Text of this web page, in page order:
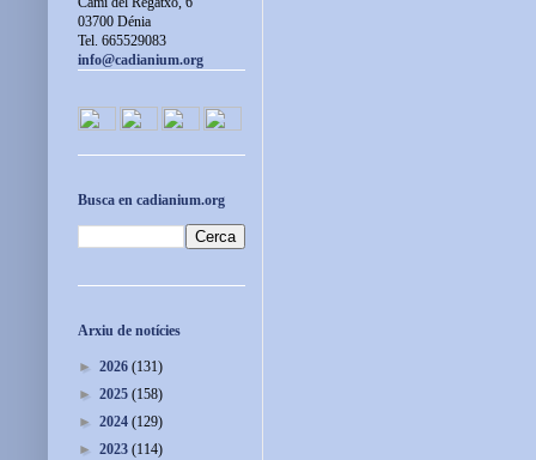
03700 Dénia
Tel. 665529083
info@cadianium.org
Busca en cadianium.org
Arxiu de notícies
► 2026 (131)
► 2025 (158)
► 2024 (129)
► 2023 (114)